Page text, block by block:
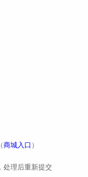
商城入口 ）
处理后重新提交